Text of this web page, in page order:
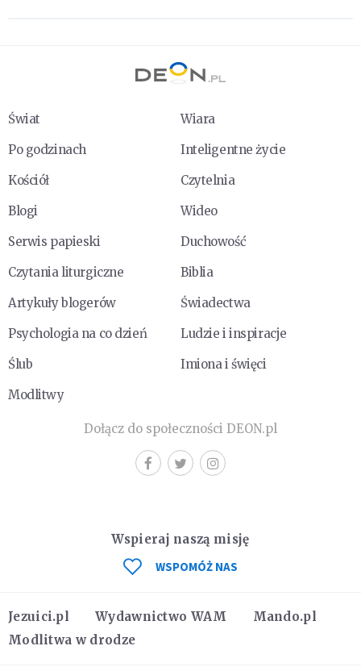
Świat
Wiara
Po godzinach
Inteligentne życie
Kościół
Czytelnia
Blogi
Wideo
Serwis papieski
Duchowość
Czytania liturgiczne
Biblia
Artykuły blogerów
Świadectwa
Psychologia na co dzień
Ludzie i inspiracje
Ślub
Imiona i święci
Modlitwy
Dołącz do społeczności DEON.pl
Jezuici.pl Wydawnictwo WAM
Mando.pl
Modlitwa w drodze
Wspieraj naszą misję
WSPOMÓŻ NAS